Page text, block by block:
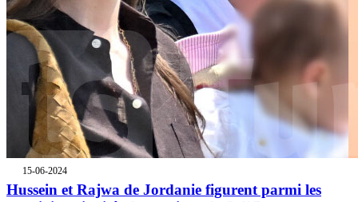
15-06-2024
Hussein et Rajwa de Jordanie figurent parmi les